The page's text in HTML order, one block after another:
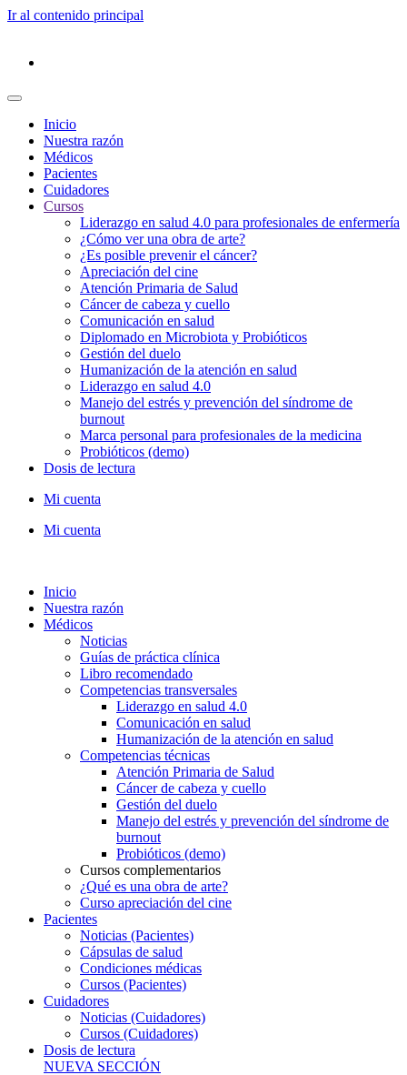
Ir al contenido principal
Inicio
Nuestra razón
Médicos
Pacientes
Cuidadores
Cursos
Liderazgo en salud 4.0 para profesionales de enfermería
¿Cómo ver una obra de arte?
¿Es posible prevenir el cáncer?
Apreciación del cine
Atención Primaria de Salud
Cáncer de cabeza y cuello
Comunicación en salud
Diplomado en Microbiota y Probióticos
Gestión del duelo
Humanización de la atención en salud
Liderazgo en salud 4.0
Manejo del estrés y prevención del síndrome de
burnout
Marca personal para profesionales de la medicina
Probióticos (demo)
Dosis de lectura
Mi cuenta
Mi cuenta
Inicio
Nuestra razón
Médicos
Noticias
Guías de práctica clínica
Libro recomendado
Competencias transversales
Liderazgo en salud 4.0
Comunicación en salud
Humanización de la atención en salud
Competencias técnicas
Atención Primaria de Salud
Cáncer de cabeza y cuello
Gestión del duelo
Manejo del estrés y prevención del síndrome de
burnout
Probióticos (demo)
Cursos complementarios
¿Qué es una obra de arte?
Curso apreciación del cine
Pacientes
Noticias (Pacientes)
Cápsulas de salud
Condiciones médicas
Cursos (Pacientes)
Cuidadores
Noticias (Cuidadores)
Cursos (Cuidadores)
Dosis de lectura
NUEVA SECCIÓN